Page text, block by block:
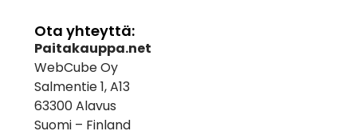
Ota yhteyttä:
Paitakauppa.net
WebCube Oy
Salmentie 1, A13
63300 Alavus
Suomi – Finland